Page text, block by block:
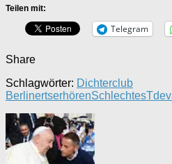
Teilen mit:
Telegram
Share
Schlagwörter: Dichterclub
BerlinertserhörenSchlechtes